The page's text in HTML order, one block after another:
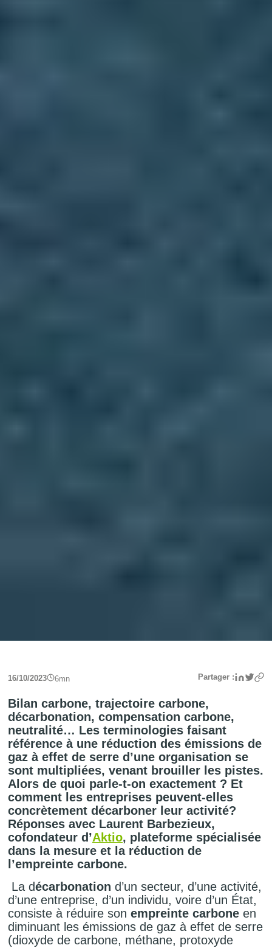
16/10/2023 6mn Partager :
Bilan carbone, trajectoire carbone,
décarbonation, compensation carbone,
neutralité… Les terminologies faisant
référence à une réduction des émissions de
gaz à effet de serre d’une organisation se
sont multipliées, venant brouiller les pistes.
Alors de quoi parle-t-on exactement ? Et
comment les entreprises peuvent-elles
concrètement décarboner leur activité?
Réponses avec Laurent Barbezieux,
cofondateur d’Aktio, plateforme spécialisée
dans la mesure et la réduction de
l’empreinte carbone.
La décarbonation d’un secteur, d’une activité,
d’une entreprise, d’un individu, voire d’un État,
consiste à réduire son empreinte carbone en
diminuant les émissions de gaz à effet de serre
(dioxyde de carbone, méthane, protoxyde